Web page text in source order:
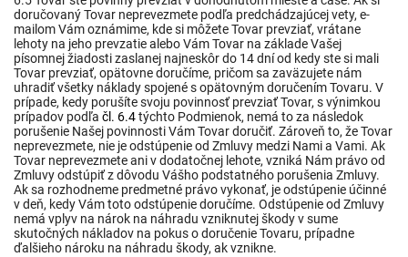
doručovaný Tovar neprevezmete podľa predchádzajúcej vety, e-
mailom Vám oznámime, kde si môžete Tovar prevziať, vrátane
lehoty na jeho prevzatie alebo Vám Tovar na základe Vašej
písomnej žiadosti zaslanej najneskôr do 14 dní od kedy ste si mali
Tovar prevziať, opätovne doručíme, pričom sa zaväzujete nám
uhradiť všetky náklady spojené s opätovným doručením Tovaru. V
prípade, kedy porušíte svoju povinnosť prevziať Tovar, s výnimkou
prípadov podľa čl. 6.4týchto Podmienok, nemá to za následok
porušenie Našej povinnosti Vám Tovar doručiť. Zároveň to, že Tovar
neprevezmete, nie je odstúpenie od Zmluvy medzi Nami a Vami. Ak
Tovar neprevezmete ani v dodatočnej lehote, vzniká Nám právo od
Zmluvy odstúpiť z dôvodu Vášho podstatného porušenia Zmluvy.
Ak sa rozhodneme predmetné právo vykonať, je odstúpenie účinné
v deň, kedy Vám toto odstúpenie doručíme. Odstúpenie od Zmluvy
nemá vplyv na nárok na náhradu vzniknutej škody v sume
skutočných nákladov na pokus o doručenie Tovaru, prípadne
ďalšieho nároku na náhradu škody, ak vznikne.